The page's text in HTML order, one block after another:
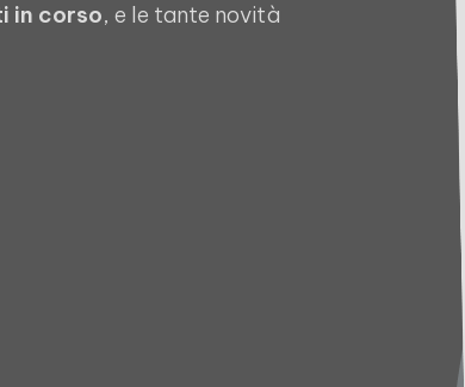
in corso, e le tante novità